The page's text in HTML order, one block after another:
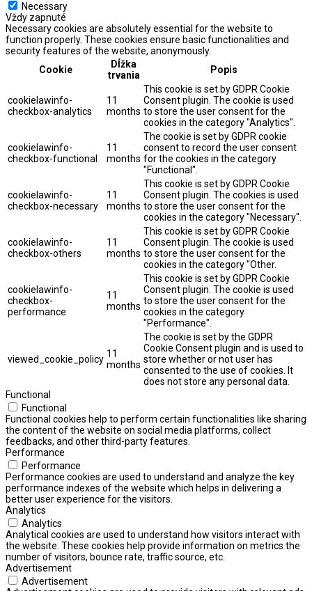
Necessary
Vždy zapnuté
Necessary cookies are absolutely essential for the website to
function properly. These cookies ensure basic functionalities and
security features of the website, anonymously.
Cookie
Dĺžka
trvania
Popis
cookielawinfo-
checkbox-analytics
11
months
This cookie is set by GDPR Cookie
Consent plugin. The cookie is used
to store the user consent for the
cookies in the category "Analytics".
cookielawinfo-
checkbox-functional
11
months
The cookie is set by GDPR cookie
consent to record the user consent
for the cookies in the category
"Functional".
cookielawinfo-
checkbox-necessary
11
months
This cookie is set by GDPR Cookie
Consent plugin. The cookies is used
to store the user consent for the
cookies in the category "Necessary".
cookielawinfo-
checkbox-others
11
months
This cookie is set by GDPR Cookie
Consent plugin. The cookie is used
to store the user consent for the
cookies in the category "Other.
cookielawinfo-
checkbox-
performance
11
months
This cookie is set by GDPR Cookie
Consent plugin. The cookie is used
to store the user consent for the
cookies in the category
"Performance".
viewed_cookie_policy 11
months
The cookie is set by the GDPR
Cookie Consent plugin and is used to
store whether or not user has
consented to the use of cookies. It
does not store any personal data.
Functional
Functional
Functional cookies help to perform certain functionalities like sharing
the content of the website on social media platforms, collect
feedbacks, and other third-party features.
Performance
Performance
Performance cookies are used to understand and analyze the key
performance indexes of the website which helps in delivering a
better user experience for the visitors.
Analytics
Analytics
Analytical cookies are used to understand how visitors interact with
the website. These cookies help provide information on metrics the
number of visitors, bounce rate, traffic source, etc.
Advertisement
Advertisement